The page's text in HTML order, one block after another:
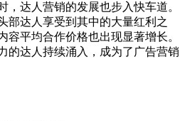
，达人营销的发展也步入快车道。
部达人享受到其中的大量红利之
容平均合作价格也出现显著增长。
的达人持续涌入，成为了广告营销